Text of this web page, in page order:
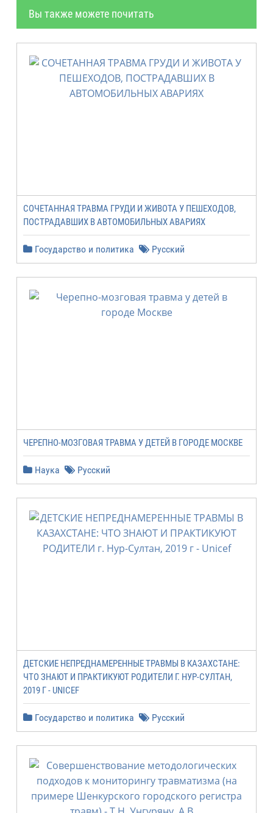
Вы также можете почитать
СОЧЕТАННАЯ ТРАВМА ГРУДИ И ЖИВОТА У ПЕШЕХОДОВ,
ПОСТРАДАВШИХ В АВТОМОБИЛЬНЫХ АВАРИЯХ
Государство и политика Русский
ЧЕРЕПНО-МОЗГОВАЯ ТРАВМА У ДЕТЕЙ В ГОРОДЕ МОСКВЕ
Наука Русский
ДЕТСКИЕ НЕПРЕДНАМЕРЕННЫЕ ТРАВМЫ В КАЗАХСТАНЕ:
ЧТО ЗНАЮТ И ПРАКТИКУЮТ РОДИТЕЛИ Г. НУР-СУЛТАН,
2019 Г - UNICEF
Государство и политика Русский